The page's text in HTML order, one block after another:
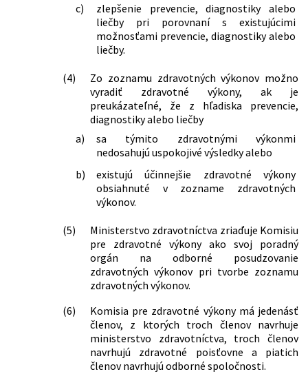
neskorších predpisov a ktorým sa
menia a dopĺňajú niektoré zákony
150/2025 Z. z.
Zákon o niektorých opatreniach na
zvýšenie odolnosti Slovenskej
republiky v oblasti obrany a
bezpečnosti, o brannej povinnosti a o
zmene a doplnení niektorých zákonov
157/2025 Z. z.
Zákon, ktorým sa mení a dopĺňa zákon
č. 300/2005 Z. z. Trestný zákon v znení
neskorších predpisov a ktorým sa
menia a dopĺňajú niektoré zákony
176/2025 Z. z.
Zákon, ktorým sa mení a dopĺňa zákon
č. 245/2008 Z. z. o výchove a vzdelávaní
(školský zákon) a o zmene a doplnení
niektorých zákonov v znení neskorších
predpisov a ktorým sa menia a
dopĺňajú niektoré zákony
242/2025 Z. z.
Zákon o psychologickej činnosti a o
zmene a doplnení niektorých zákonov
258/2025 Z. z.
Zákon, ktorým sa mení a dopĺňa zákon
č. 461/2003 Z. z. o sociálnom poistení v
znení neskorších predpisov a ktorým sa
menia a dopĺňajú niektoré zákony
261/2025 Z. z.
Zákon, ktorým sa menia a dopĺňajú
niektoré zákony v súvislosti s
konsolidáciou verejných financií
c)
zlepšenie prevencie, diagnostiky alebo
liečby pri porovnaní s existujúcimi
možnosťami prevencie, diagnostiky alebo
liečby.
(4)
Zo zoznamu zdravotných výkonov možno
vyradiť zdravotné výkony, ak je
preukázateľné, že z hľadiska prevencie,
diagnostiky alebo liečby
a)
sa týmito zdravotnými výkonmi
nedosahujú uspokojivé výsledky alebo
b)
existujú účinnejšie zdravotné výkony
obsiahnuté v zozname zdravotných
výkonov.
(5)
Ministerstvo zdravotníctva zriaďuje Komisiu
pre zdravotné výkony ako svoj poradný
orgán na odborné posudzovanie
zdravotných výkonov pri tvorbe zoznamu
zdravotných výkonov.
(6)
Komisia pre zdravotné výkony má jedenásť
členov, z ktorých troch členov navrhuje
ministerstvo zdravotníctva, troch členov
navrhujú zdravotné poisťovne a piatich
členov navrhujú odborné spoločnosti.